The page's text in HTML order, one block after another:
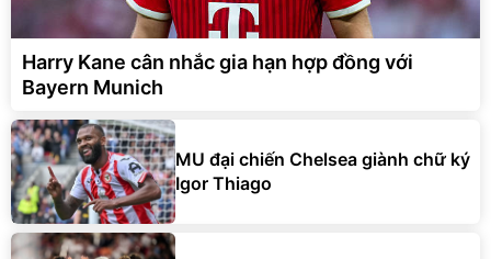
Harry Kane cân nhắc gia hạn hợp đồng với
Bayern Munich
MU đại chiến Chelsea giành chữ ký
Igor Thiago